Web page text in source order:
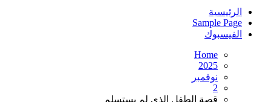
الرئيسية
Sample Page
الفيسبوك
Home
2025
نوفمبر
2
قصة الطفل الذي لم يستسلم